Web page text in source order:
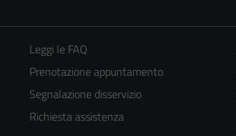
Leggi le FAQ
Prenotazione appuntamento
Segnalazione disservizio
Richiesta assistenza